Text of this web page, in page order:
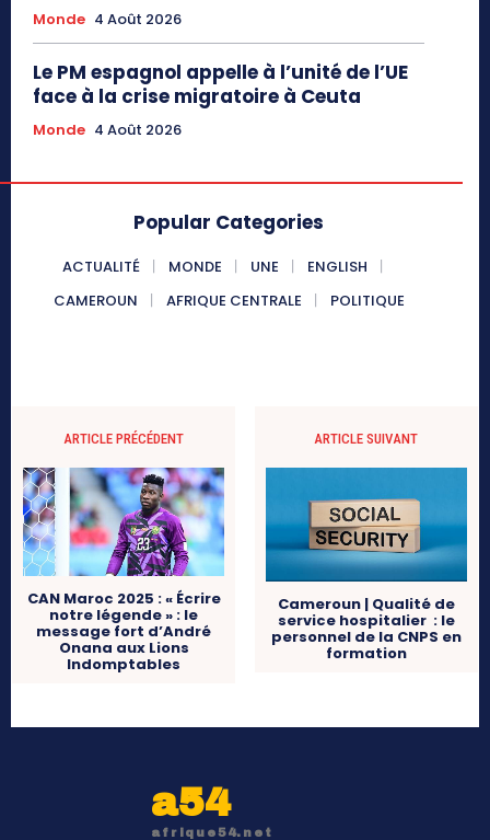
Monde 4 Août 2026
Le PM espagnol appelle à l’unité de l’UE
face à la crise migratoire à Ceuta
Monde 4 Août 2026
Popular Categories
ACTUALITÉ MONDE UNE
ENGLISH
CAMEROUN
AFRIQUE CENTRALE POLITIQUE
ARTICLE PRÉCÉDENT
CAN Maroc 2025 : « Écrire
notre légende » : le
message fort d’André
Onana aux Lions
Indomptables
ARTICLE SUIVANT
Cameroun | Qualité de
service hospitalier : le
personnel de la CNPS en
formation
a54
afrique54.net